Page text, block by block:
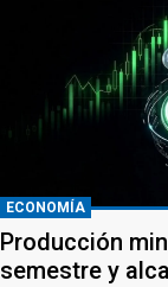
ECONOMÍA
Producción
semestre y